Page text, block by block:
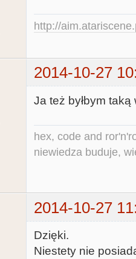
http://
2014-10-27
Ja też byłbym
hex, code and
niewiedza buduje,
2014-10-27
Dzięki.
Niestety nie